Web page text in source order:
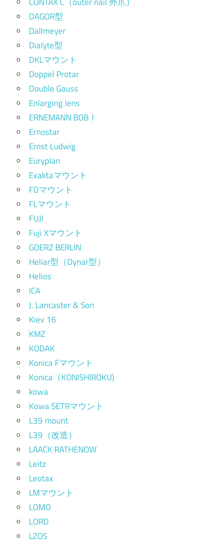
DAGOR型
Dallmeyer
Dialyte型
DKLマウント
Doppel Protar
Double Gauss
Enlarging lens
ERNEMANN BOBⅠ
Ernostar
Ernst Ludwig
Euryplan
Exaktaマウント
FDマウント
FLマウント
FUJI
Fuji Xマウント
GOERZ BERLIN
Heliar型（Dynar型）
Helios
ICA
J. Lancaster & Son
Kiev 16
KMZ
KODAK
Konica Fマウント
Konica（KONISHIROKU)
kowa
Kowa SETRマウント
L39 mount
L39（改造）
LAACK RATHENOW
Leitz
Leotax
LMマウント
LOMO
LORD
LZOS